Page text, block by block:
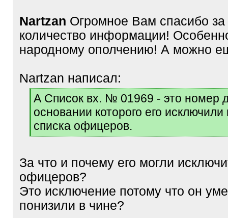
Nartzan Огромное Вам спасибо за
количество информации!
народному ополчению! А можно
Nartzan написал:
[
q
]
А Список вх. № 01969 - это номер
основании которого его
списка офицеров.
[
]
За что и почему его могли
офицеров?
Это исключение потому что он
понизили в чине?